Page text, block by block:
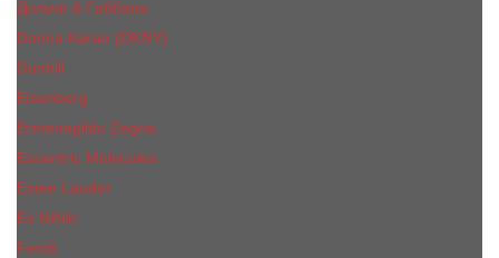
Дольче & Габбана
Donna Karan (DKNY)
Dunhill
Eisenberg
Ermenegildo Zegna
Escentric Molecules
Еsteе Lаudеr
Ex Nihilo
Fendi